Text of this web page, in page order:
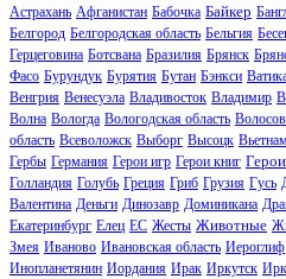
Астрахань Афганистан Бабочка Байкер
Белгород Белгородская область Бельгия
Герцеговина Ботсвана Бразилия Брянск
Фасо Бурундук Бурятия Бутан Бэнкси
Венгрия Венесуэла Владивосток Владимир
Волна Вологда Вологодская область
область Всеволожск Выборг Высоцк
Гербы Германия Герои игр Герои книг
Голландия Голубь Греция Гриб Грузия Гусь
Валентина Деньги Динозавр Доминикана
Екатеринбург Елец ЕС Жесты Животные
Змея Иваново Ивановская область Иероглиф
Инопланетянин Иордания Ирак Иркутск